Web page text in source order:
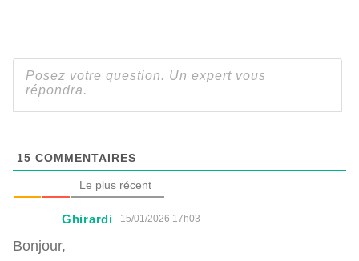
15 COMMENTAIRES
Le plus récent
Ghirardi 15/01/2026 17h03
Bonjour,